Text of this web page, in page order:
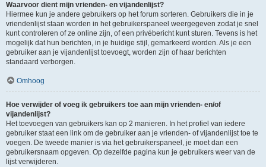
Waarvoor dient mijn vrienden- en vijandenlijst?
Hiermee kun je andere gebruikers op het forum sorteren. Gebruikers die in je
vriendenlijst staan worden in het gebruikerspaneel weergegeven zodat je snel
kunt controleren of ze online zijn, of een privébericht kunt sturen. Tevens is het
mogelijk dat hun berichten, in je huidige stijl, gemarkeerd worden. Als je een
gebruiker aan je vijandenlijst toevoegt, worden zijn of haar berichten
standaard verborgen.
Omhoog
Hoe verwijder of voeg ik gebruikers toe aan mijn vrienden- en/of
vijandenlijst?
Het toevoegen van gebruikers kan op 2 manieren. In het profiel van iedere
gebruiker staat een link om de gebruiker aan je vrienden- of vijandenlijst toe te
voegen. De tweede manier is via het gebruikerspaneel, je moet dan een
gebruikersnaam opgeven. Op dezelfde pagina kun je gebruikers weer van de
lijst verwijderen.